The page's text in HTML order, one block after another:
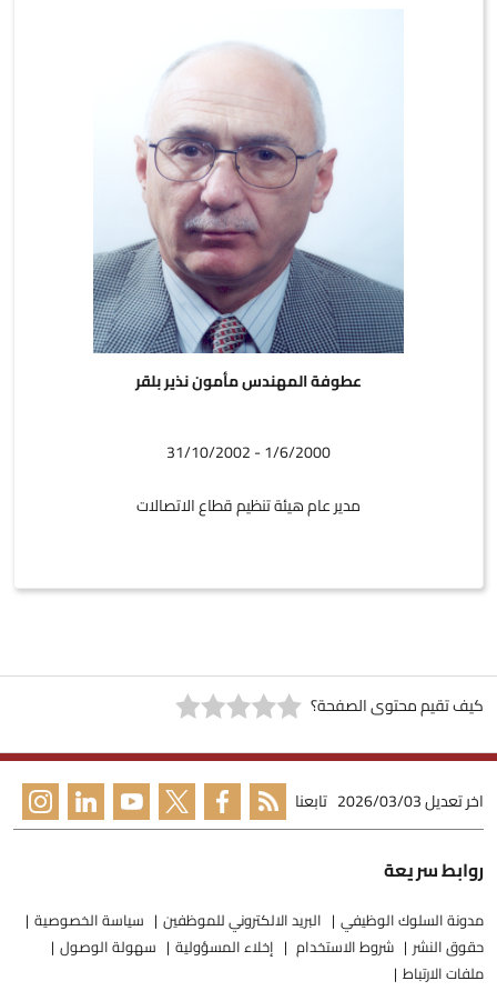
عطوفة المهندس مأمون نذير بلقر
1/6/2000 - 31/10/2002
مدير عام هيئة تنظيم قطاع الاتصالات
كيف تقيم محتوى الصفحة؟
اخر تعديل2026/03/03 تابعنا
روابط سريعة
مدونة السلوك الوظيفي البريد الالكتروني للموظفين
سياسة الخصوصية
حقوق النشر
شروط الاستخدام إخلاء المسؤولية
سهولة الوصول
ملفات الارتباط